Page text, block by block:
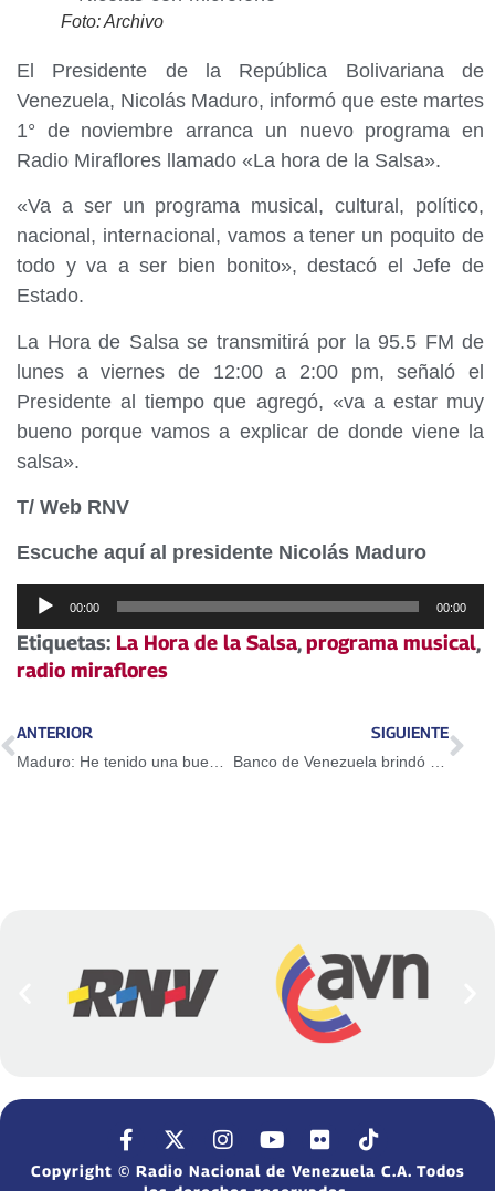
Foto: Archivo
El Presidente de la República Bolivariana de
Venezuela, Nicolás Maduro, informó que este martes
1° de noviembre arranca un nuevo programa en
Radio Miraflores llamado «La hora de la Salsa».
«Va a ser un programa musical, cultural, político,
nacional, internacional, vamos a tener un poquito de
todo y va a ser bien bonito», destacó el Jefe de
Estado.
La Hora de Salsa se transmitirá por la 95.5 FM de
lunes a viernes de 12:00 a 2:00 pm, señaló el
Presidente al tiempo que agregó, «va a estar muy
bueno porque vamos a explicar de donde viene la
salsa».
T/ Web RNV
Escuche aquí al presidente Nicolás Maduro
Reproductor
de
audio
00:00 00:00
Etiquetas: La Hora de la Salsa,programa musical,
radio miraflores
ANTERIOR SIGUIENTE
Copyright © Radio Nacional de Venezuela C.A. Todos